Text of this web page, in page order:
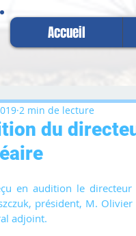
Accueil
du
2 min de lecture
en audition le
président, M.
adjoint.